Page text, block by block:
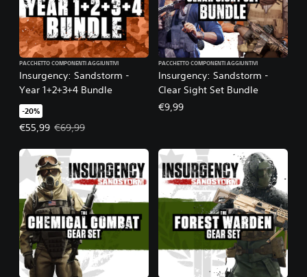
Insurgency: Sandstorm -
Year 1+2+3+4 Bundle
PACCHETTO COMPONENTI AGGIUNTIVI
-20%
€55,99
Prezzo in offerta €55,99. Prezzo originale €69,99.
€69,99
Insurgency: Sandstorm -
Clear Sight Set Bundle
PACCHETTO COMPONENTI AGGIUNTIVI
€9,99